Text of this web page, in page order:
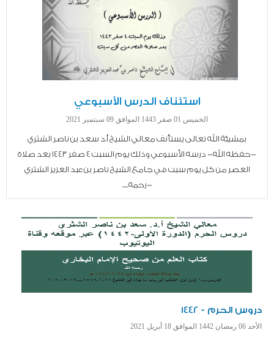
استئناف الدرس الأسبوعي
الخميس 01 صفر 1443 الموافق 09 سبتمبر 2021
بمشيئة الله تعالى يستأنف معالي الشيخ أ.د سعد بن ناصر الشثري
-حفظه الله- درسه الأسبوعي وذلك يوم السبت 4 صفر 1443 بعد صلاة
العصر من كل يوم سبت في جامع الشيخ ناصر بن عبد العزيز الشثري
-رحمه.....
دروس الحرم - 1442
الأحد 06 رمضان 1442 الموافق 18 أبريل 2021